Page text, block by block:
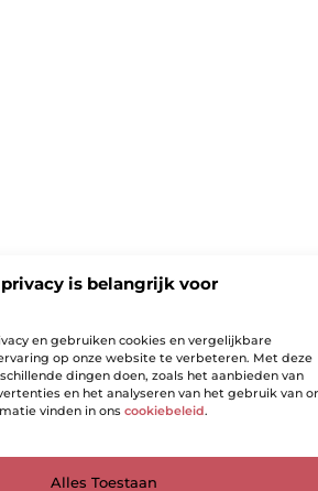
is belangrijk voor
en gebruiken cookies en vergelijkbare
op onze website te verbeteren. Met deze
dingen doen, zoals het aanbieden van
en het analyseren van het gebruik van
vinden in ons cookiebeleid.
Alles Toestaan